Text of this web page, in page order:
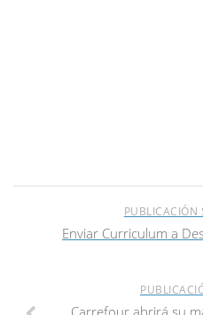
PUBLICACIÓN
Enviar Curriculum a